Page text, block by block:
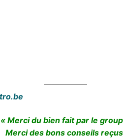
—————–
« Merci du bien fait par le
Merci des bons conseils